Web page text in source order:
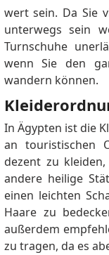
wert sein. Da Sie
unterwegs sein
Turnschuhe
wenn Sie den
wandern können.
In Ägypten ist die
an touristischen
dezent zu
andere heilige
einen leichten
Haare zu
außerdem
zu tragen, da es